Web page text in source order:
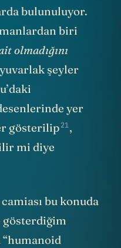
bulunuluyor.
biri
olmadığını
şeyler
yer
gösterilip21,
mi diye
bu konuda
gösterdiğim
humanoid